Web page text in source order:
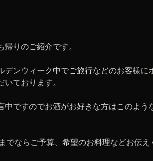
帰りのご紹介です。
デンウィーク中でご旅行などのお客様に
いております。
中ですのでお酒がお好きな方はこのよう
でならご予算、希望のお料理などお伝え